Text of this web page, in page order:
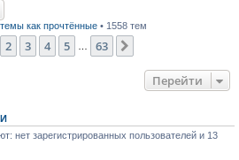
как прочтённые • 1558 тем
из 63
2 3 4 5 63
Перейти
нет зарегистрированных пользователей и 13